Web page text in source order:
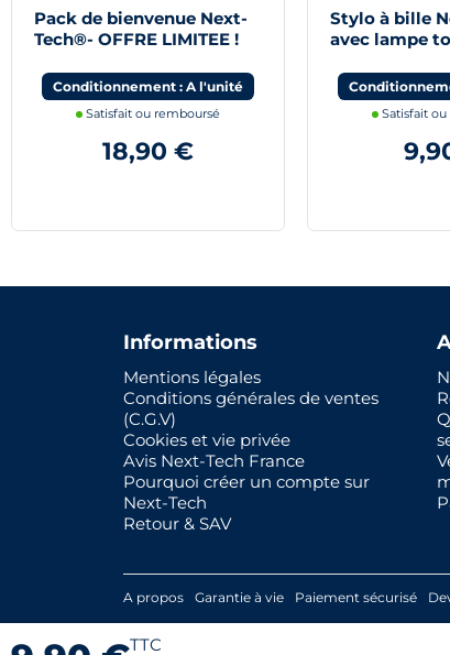
TTC
Pack de bienvenue Next-
Tech®- OFFRE LIMITEE !
Conditionnement : A l'unité
Satisfait ou remboursé
18,90 €
Stylo à bille
avec lampe
Satisfait ou
Informations
Mentions légales
Conditions générales de ventes
(C.G.V)
Cookies et vie privée
Avis Next-Tech France
Pourquoi créer un compte sur
Next-Tech
Retour & SAV
A propos Garantie à vie Paiement sécurisé